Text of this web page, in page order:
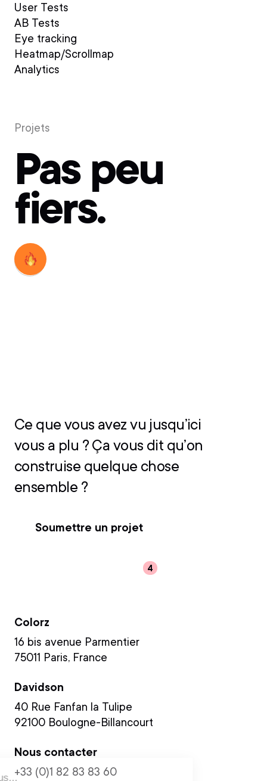
User Tests
AB Tests
Eye tracking
Heatmap/Scrollmap
Analytics
Projets
Pas peu
fiers.
Ce que vous avez vu jusqu’ici
vous a plu ? Ça vous dit qu’on
construise quelque chose
ensemble ?
Soumettre un projet
Colorz
16 bis avenue Parmentier
75011 Paris, France
Davidson
40 Rue Fanfan la Tulipe
92100 Boulogne-Billancourt
Nous contacter
+33 (0)1 82 83 83 60
Salut c'est nous...